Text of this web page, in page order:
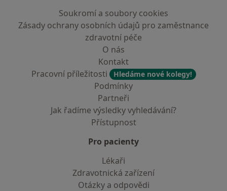
Soukromí a soubory cookies
Zásady ochrany osobních údajů pro zaměstnance
zdravotní péče
O nás
Kontakt
Pracovní příležitosti
Hledáme nové kolegy!
Podmínky
Partneři
Jak řadíme výsledky vyhledávání?
Přístupnost
Pro pacienty
Lékaři
Zdravotnická zařízení
Otázky a odpovědi